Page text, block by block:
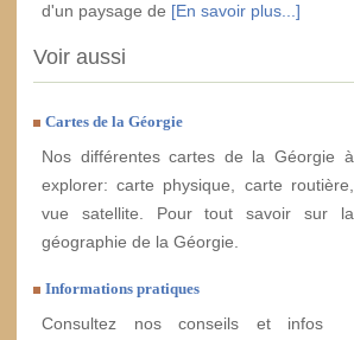
d'un paysage de [En savoir plus...]
Voir aussi
Cartes de la Géorgie
Nos différentes cartes de la Géorgie à
explorer: carte physique, carte routière,
vue satellite. Pour tout savoir sur la
géographie de la Géorgie.
Informations pratiques
Consultez nos conseils et infos